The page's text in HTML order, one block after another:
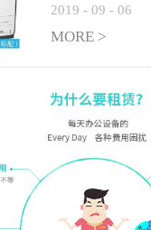
2019 - 09 - 06
MORE >